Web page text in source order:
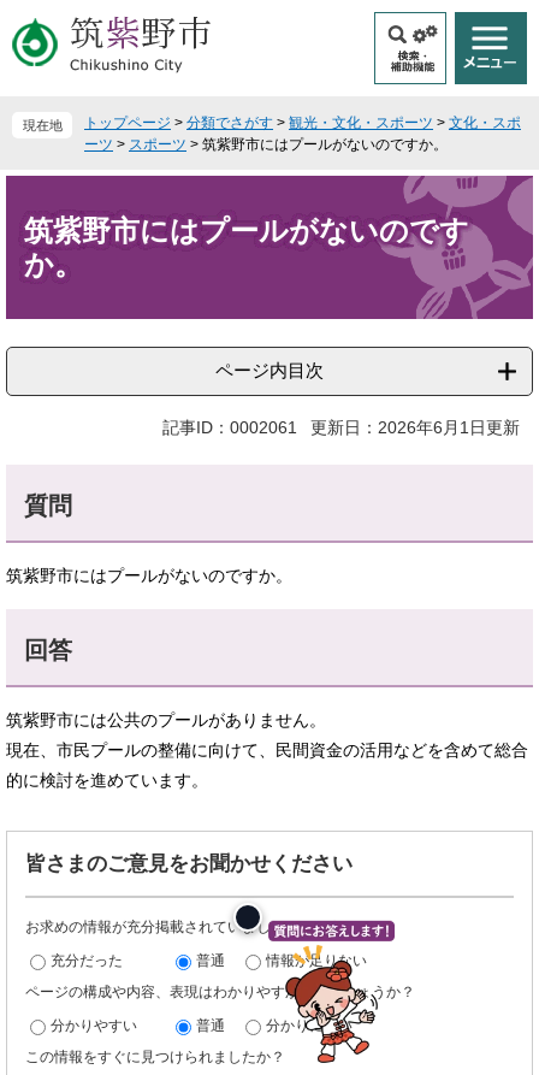
ー
ジ
ニ
ュ
現在地 トップページ > 分類でさがす > 観光・文化・スポーツ > 文化・スポ
ーツ > スポーツ > 筑紫野市にはプールがないのですか。
筑紫野市にはプールがないのです
か。
ページ内目次
記事ID：0002061 更新日：2026年6月1日更新
質問
筑紫野市にはプールがないのですか。
回答
筑紫野市には公共のプールがありません。
現在、市民プールの整備に向けて、民間資金の活用などを含めて総合
的に検討を進めています。
皆さまのご意見をお聞かせください
お求めの情報が充分掲載されていましたでしょうか？
充分だった 普通
情報が足りない
ページの構成や内容、表現はわかりやすかったでしょうか？
分かりやすい 普通
分かりにくい
この情報をすぐに見つけられましたか？